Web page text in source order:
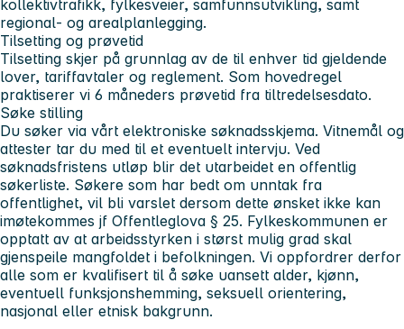
kollektivtrafikk, fylkesveier, samfunnsutvikling, samt
regional- og arealplanlegging.
Tilsetting og prøvetid
Tilsetting skjer på grunnlag av de til enhver tid gjeldende
lover, tariffavtaler og reglement. Som hovedregel
praktiserer vi 6 måneders prøvetid fra tiltredelsesdato.
Søke stilling
Du søker via vårt elektroniske søknadsskjema. Vitnemål og
attester tar du med til et eventuelt intervju. Ved
søknadsfristens utløp blir det utarbeidet en offentlig
søkerliste. Søkere som har bedt om unntak fra
offentlighet, vil bli varslet dersom dette ønsket ikke kan
imøtekommes jf Offentleglova § 25. Fylkeskommunen er
opptatt av at arbeidsstyrken i størst mulig grad skal
gjenspeile mangfoldet i befolkningen. Vi oppfordrer derfor
alle som er kvalifisert til å søke uansett alder, kjønn,
eventuell funksjonshemming, seksuell orientering,
nasjonal eller etnisk bakgrunn.